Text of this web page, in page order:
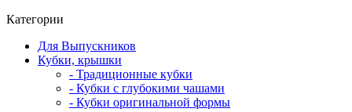
Категории
Для Выпускников
Кубки, крышки
- Традиционные кубки
- Кубки с глубокими чашами
- Кубки оригинальной формы